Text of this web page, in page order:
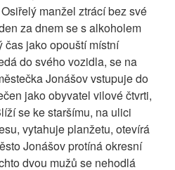
manžel ztrácí bez své
za dnem se s alkoholem
čas jako opouští místní
do svého vozidla, se na
Jonášov vstupuje do
jako obyvatel vilové čtvrti,
se ke staršímu, na ulici
vytahuje planžetu, otevírá
Jonášov protíná okresní
dvou mužů se nehodlá